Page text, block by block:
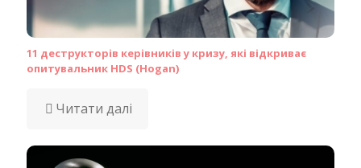
11 деструкторів керівників у кризу, які відкриває
опитувальник HDS (Hogan)
Читати далі